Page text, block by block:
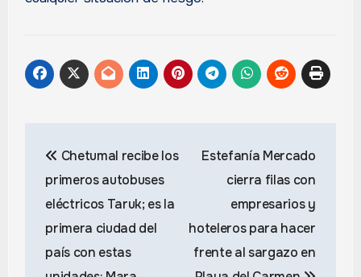
de
entradas
Chetumal recibe los
primeros autobuses
eléctricos Taruk; es la
primera ciudad del
país con estas
Estefanía Mercado
cierra filas con
empresarios y
hoteleros para hacer
frente al sargazo en